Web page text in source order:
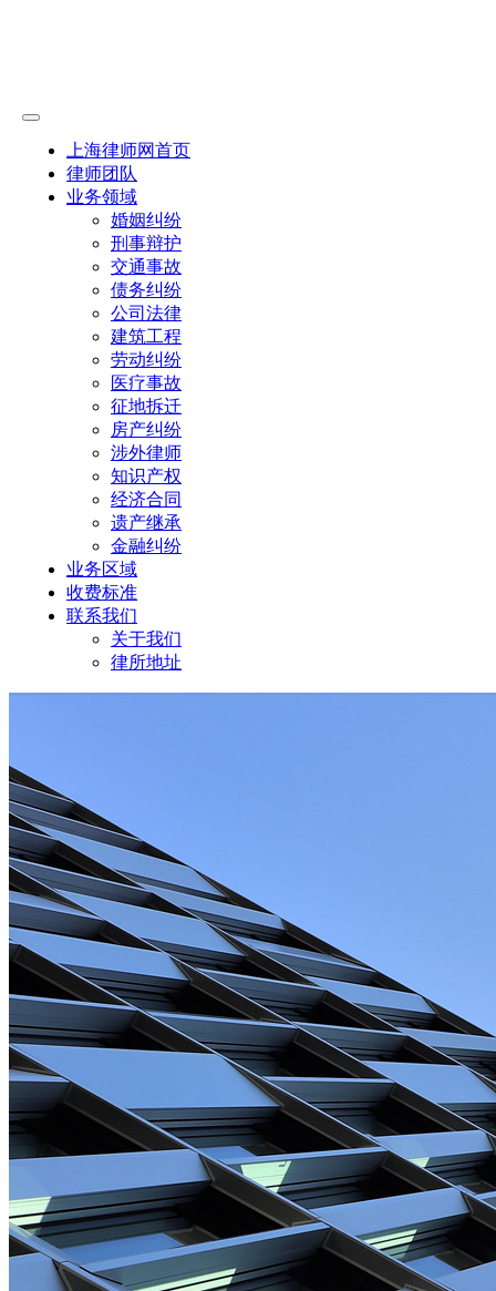
上海律师网首页
律师团队
业务领域
婚姻纠纷
刑事辩护
交通事故
债务纠纷
公司法律
建筑工程
劳动纠纷
医疗事故
征地拆迁
房产纠纷
涉外律师
知识产权
经济合同
遗产继承
金融纠纷
业务区域
收费标准
联系我们
关于我们
律所地址